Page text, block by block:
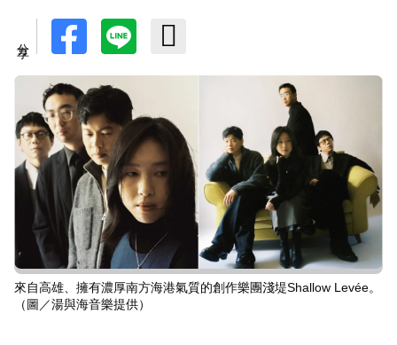
來自高雄、擁有濃厚南方海港氣質的創作樂團淺堤Shallow Levée。
（圖／湯與海音樂提供）